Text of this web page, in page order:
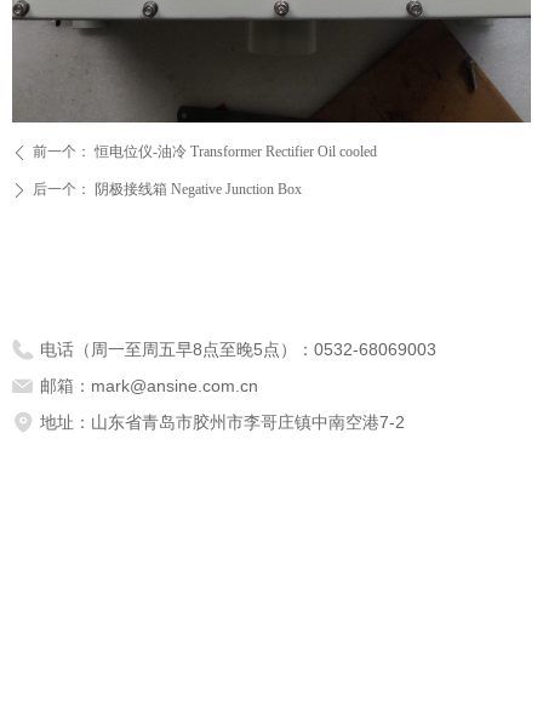
ꄴ 前一个： 恒电位仪-油冷 Transformer Rectifier Oil cooled
ꄲ 后一个： 阴极接线箱 Negative Junction Box
电话（周一至周五早8点至晚5点）： 0532-68069003
邮箱： mark@ansine.com.cn
地址： 山东省青岛市胶州市李哥庄镇中南空港7-2